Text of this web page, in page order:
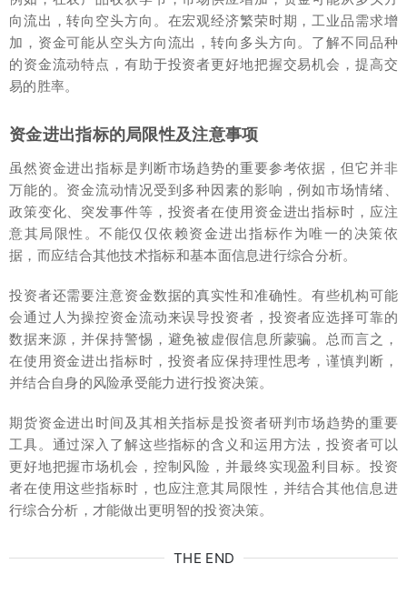
向流出，转向空头方向。在宏观经济繁荣时期，工业品需求增
加，资金可能从空头方向流出，转向多头方向。了解不同品种
的资金流动特点，有助于投资者更好地把握交易机会，提高交
易的胜率。
资金进出指标的局限性及注意事项
虽然资金进出指标是判断市场趋势的重要参考依据，但它并非
万能的。资金流动情况受到多种因素的影响，例如市场情绪、
政策变化、突发事件等，投资者在使用资金进出指标时，应注
意其局限性。不能仅仅依赖资金进出指标作为唯一的决策依
据，而应结合其他技术指标和基本面信息进行综合分析。
投资者还需要注意资金数据的真实性和准确性。有些机构可能
会通过人为操控资金流动来误导投资者，投资者应选择可靠的
数据来源，并保持警惕，避免被虚假信息所蒙骗。总而言之，
在使用资金进出指标时，投资者应保持理性思考，谨慎判断，
并结合自身的风险承受能力进行投资决策。
期货资金进出时间及其相关指标是投资者研判市场趋势的重要
工具。通过深入了解这些指标的含义和运用方法，投资者可以
更好地把握市场机会，控制风险，并最终实现盈利目标。投资
者在使用这些指标时，也应注意其局限性，并结合其他信息进
行综合分析，才能做出更明智的投资决策。
THE END